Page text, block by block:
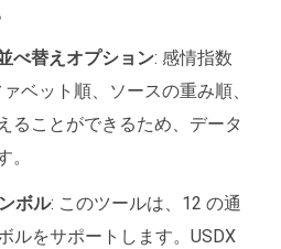
べ替えオプション: 感情指数
ベット順、ソースの重み順、
ることができるため、データ
。
ボル: このツールは、12 の通
ルをサポートします。USDX